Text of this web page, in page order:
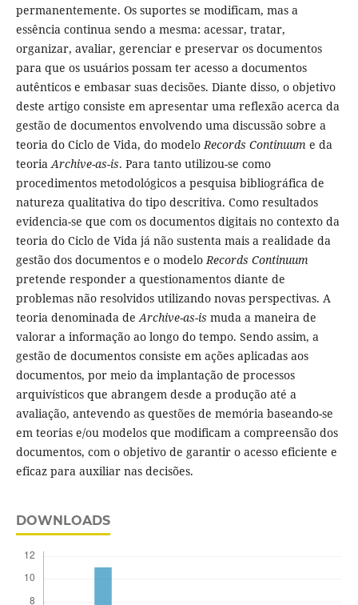
permanentemente. Os suportes se modificam, mas a
essência continua sendo a mesma: acessar, tratar,
organizar, avaliar, gerenciar e preservar os documentos
para que os usuários possam ter acesso a documentos
autênticos e embasar suas decisões. Diante disso, o objetivo
deste artigo consiste em apresentar uma reflexão acerca da
gestão de documentos envolvendo uma discussão sobre a
teoria do Ciclo de Vida, do modeloRecords Continuum e da
teoriaArchive-as-is. Para tanto utilizou-se como
procedimentos metodológicos a pesquisa bibliográfica de
natureza qualitativa do tipo descritiva. Como resultados
evidencia-se que com os documentos digitais no contexto da
teoria do Ciclo de Vida já não sustenta mais a realidade da
gestão dos documentos e o modeloRecords Continuum
pretende responder a questionamentos diante de
problemas não resolvidos utilizando novas perspectivas. A
teoria denominada deArchive-as-is muda a maneira de
valorar a informação ao longo do tempo. Sendo assim, a
gestão de documentos consiste em ações aplicadas aos
documentos, por meio da implantação de processos
arquivísticos que abrangem desde a produção até a
avaliação, antevendo as questões de memória baseando-se
em teorias e/ou modelos que modificam a compreensão dos
documentos, com o objetivo de garantir o acesso eficiente e
eficaz para auxiliar nas decisões.
DOWNLOADS